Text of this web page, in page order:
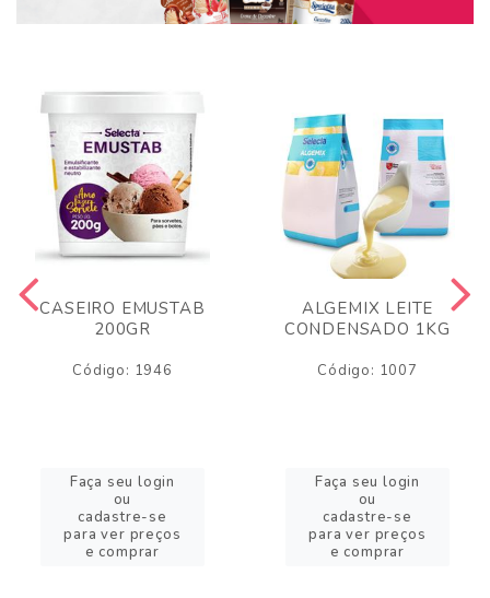
CASEIRO EMUSTAB
200GR
Código: 1946
Faça seu login
ou
cadastre-se
para ver preços
e comprar
ALGEMIX LEITE
CONDENSADO 1KG
Código: 1007
Faça seu login
ou
cadastre-se
para ver preços
e comprar